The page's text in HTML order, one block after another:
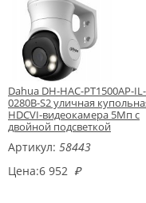
Dahua DH-HAC-PT1500AP-
0280B-S2 уличная
HDCVI-видеокамера 5Мп с
двойной подсветкой
Артикул: 58443
Цена:6 952 ₽